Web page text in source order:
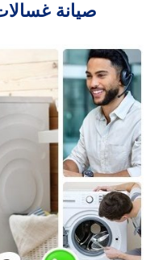
صيانة